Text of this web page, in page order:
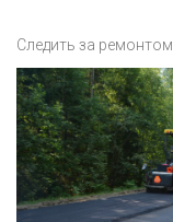
Следить за ремонтом